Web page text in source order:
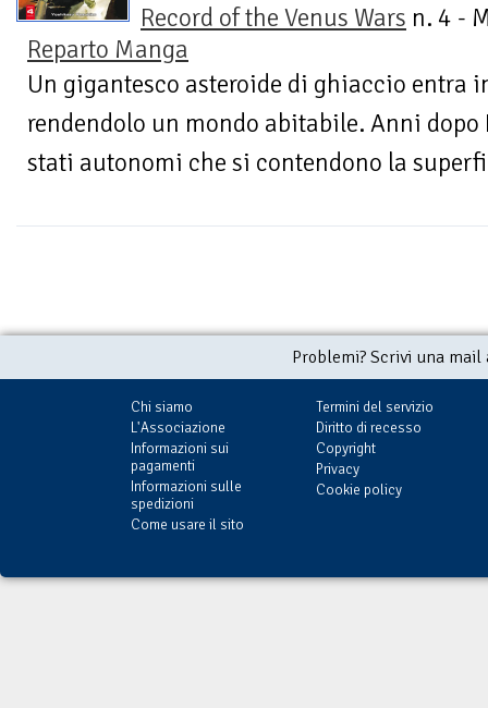
Record of the Venus Wars n. 4 -
Reparto Manga
Un gigantesco asteroide di ghiaccio entra
rendendolo un mondo abitabile. Anni dopo
stati autonomi che si contendono la
Problemi? Scrivi una
Chi siamo
L'Associazione
Informazioni sui
pagamenti
Informazioni sulle
spedizioni
Come usare il sito
Termini del servizio
Diritto di recesso
Copyright
Privacy
Cookie policy